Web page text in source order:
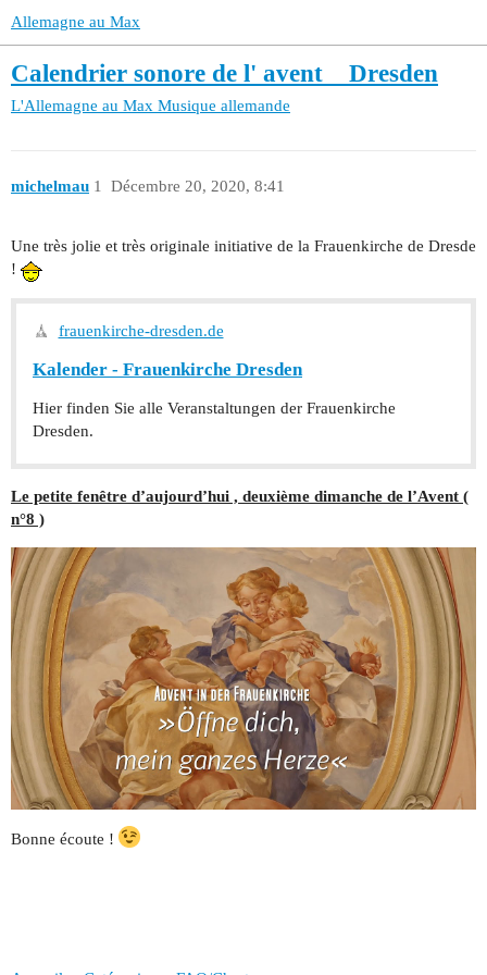
Allemagne au Max
Calendrier sonore de l' avent _ Dresden
L'Allemagne au Max Musique allemande
michelmau Décembre 20, 2020, 8:41
1
Une très jolie et très originale initiative de la Frauenkirche de Dresde
!
frauenkirche-dresden.de
Kalender - Frauenkirche Dresden
Hier finden Sie alle Veranstaltungen der Frauenkirche
Dresden.
Le petite fenêtre d’aujourd’hui , deuxième dimanche de l’Avent (
n°8 )
Bonne écoute !